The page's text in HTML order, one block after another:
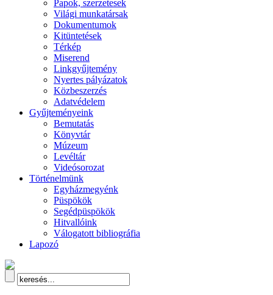
Papok, szerzetesek
Világi munkatársak
Dokumentumok
Kitüntetések
Térkép
Miserend
Linkgyűjtemény
Nyertes pályázatok
Közbeszerzés
Adatvédelem
Gyűjteményeink
Bemutatás
Könyvtár
Múzeum
Levéltár
Videósorozat
Történelmünk
Egyházmegyénk
Püspökök
Segédpüspökök
Hitvallóink
Válogatott bibliográfia
Lapozó